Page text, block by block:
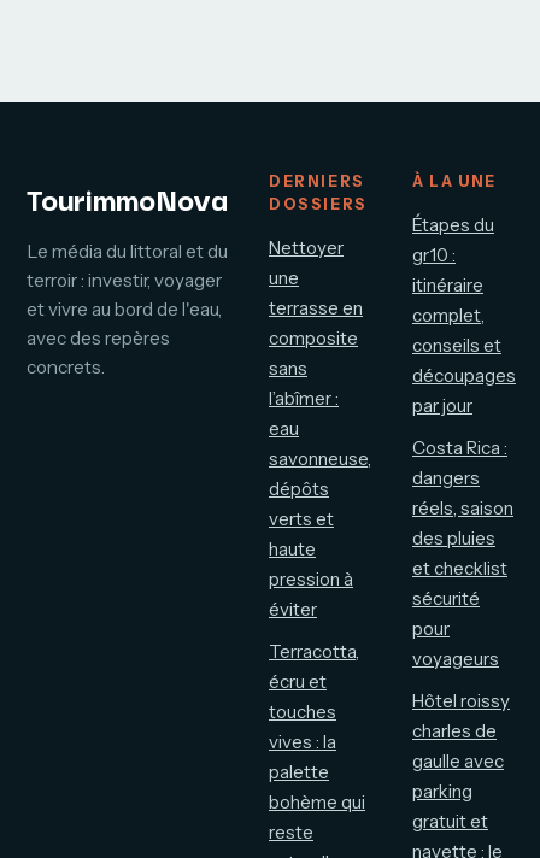
TourimmoNova
Le média du littoral et du
terroir : investir, voyager
et vivre au bord de l'eau,
avec des repères
concrets.
DERNIERS
DOSSIERS
Nettoyer
une
terrasse en
composite
sans
l’abîmer :
eau
savonneuse,
dépôts
verts et
haute
pression à
éviter
Terracotta,
écru et
touches
vives : la
palette
bohème qui
reste
À LA UNE
Étapes du
gr10 :
itinéraire
complet,
conseils et
découpages
par jour
Costa Rica :
dangers
réels, saison
des pluies
et checklist
sécurité
pour
voyageurs
Hôtel roissy
charles de
gaulle avec
parking
gratuit et
navette : le